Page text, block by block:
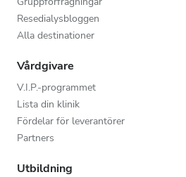
Resedialysbloggen
Alla destinationer
Vårdgivare
V.I.P.-programmet
Lista din klinik
Fördelar för leverantörer
Partners
Utbildning